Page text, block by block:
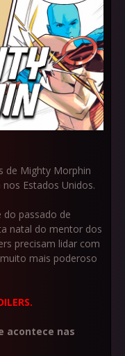
de Mighty Morphin
Estados Unidos.
passado de
natal do mentor dos
precisam lidar com
mais poderoso
acontece nas